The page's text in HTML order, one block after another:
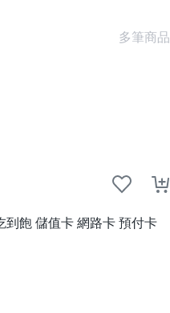
多筆商品
飽 儲值卡 網路卡 預付卡